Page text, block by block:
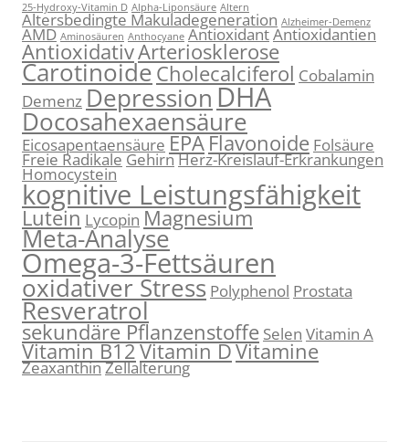
25-Hydroxy-Vitamin D Alpha-Liponsäure Altern
Altersbedingte Makuladegeneration Alzheimer-Demenz
AMD Aminosäuren Anthocyane AntioxidantAntioxidantien
AntioxidativArteriosklerose
CarotinoideCholecalciferol Cobalamin
Demenz DepressionDHA
Docosahexaensäure
Eicosapentaensäure EPAFlavonoide Folsäure
Freie RadikaleGehirnHerz-Kreislauf-Erkrankungen
Homocystein
kognitive Leistungsfähigkeit
Lutein Lycopin Magnesium
Meta-Analyse
Omega-3-Fettsäuren
oxidativer Stress Polyphenol Prostata
Resveratrol
sekundäre Pflanzenstoffe Selen Vitamin A
Vitamin B12Vitamin DVitamine
ZeaxanthinZellalterung